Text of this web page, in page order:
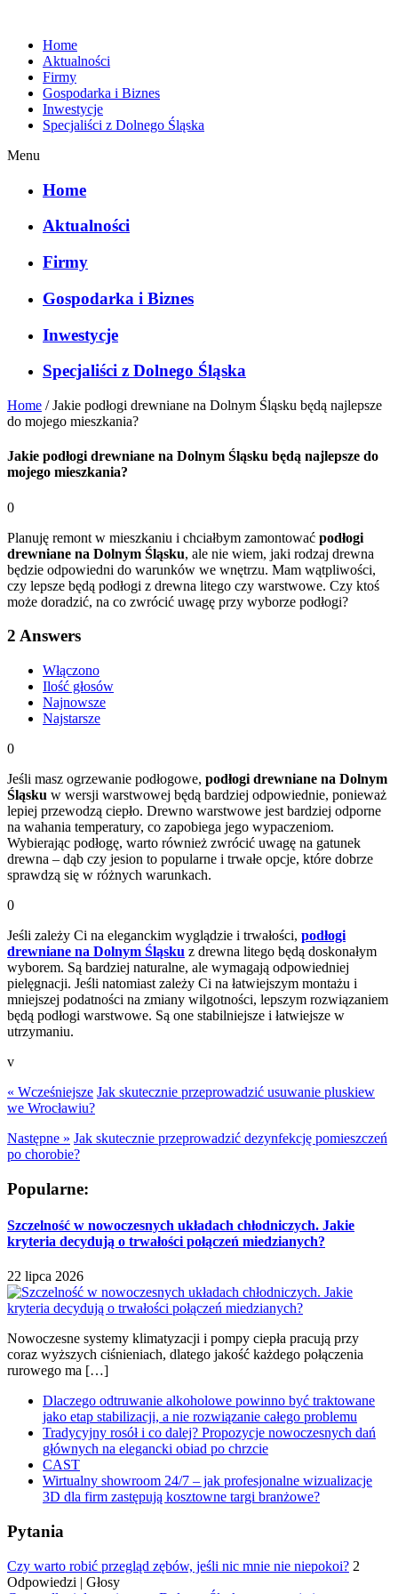
Home
Aktualności
Firmy
Gospodarka i Biznes
Inwestycje
Specjaliści z Dolnego Śląska
Menu
Home
Aktualności
Firmy
Gospodarka i Biznes
Inwestycje
Specjaliści z Dolnego Śląska
Home /Jakie podłogi drewniane na Dolnym Śląsku będą najlepsze
do mojego mieszkania?
Jakie podłogi drewniane na Dolnym Śląsku będą najlepsze do
mojego mieszkania?
0
Planuję remont w mieszkaniu i chciałbym zamontować podłogi
drewniane na Dolnym Śląsku, ale nie wiem, jaki rodzaj drewna
będzie odpowiedni do warunków we wnętrzu. Mam wątpliwości,
czy lepsze będą podłogi z drewna litego czy warstwowe. Czy ktoś
może doradzić, na co zwrócić uwagę przy wyborze podłogi?
2 Answers
Włączono
Ilość głosów
Najnowsze
Najstarsze
0
Jeśli masz ogrzewanie podłogowe, podłogi drewniane na Dolnym
Śląsku w wersji warstwowej będą bardziej odpowiednie, ponieważ
lepiej przewodzą ciepło. Drewno warstwowe jest bardziej odporne
na wahania temperatury, co zapobiega jego wypaczeniom.
Wybierając podłogę, warto również zwrócić uwagę na gatunek
drewna – dąb czy jesion to popularne i trwałe opcje, które dobrze
sprawdzą się w różnych warunkach.
0
Jeśli zależy Ci na eleganckim wyglądzie i trwałości, podłogi
drewniane na Dolnym Śląsku z drewna litego będą doskonałym
wyborem. Są bardziej naturalne, ale wymagają odpowiedniej
pielęgnacji. Jeśli natomiast zależy Ci na łatwiejszym montażu i
mniejszej podatności na zmiany wilgotności, lepszym rozwiązaniem
będą podłogi warstwowe. Są one stabilniejsze i łatwiejsze w
utrzymaniu.
v
« Wcześniejsze Jak skutecznie przeprowadzić usuwanie pluskiew
we Wrocławiu?
Następne » Jak skutecznie przeprowadzić dezynfekcję pomieszczeń
po chorobie?
Popularne:
Szczelność w nowoczesnych układach chłodniczych. Jakie
kryteria decydują o trwałości połączeń miedzianych?
22 lipca 2026
Nowoczesne systemy klimatyzacji i pompy ciepła pracują przy
coraz wyższych ciśnieniach, dlatego jakość każdego połączenia
rurowego ma […]
Dlaczego odtruwanie alkoholowe powinno być traktowane
jako etap stabilizacji, a nie rozwiązanie całego problemu
Tradycyjny rosół i co dalej? Propozycje nowoczesnych dań
głównych na elegancki obiad po chrzcie
CAST
Wirtualny showroom 24/7 – jak profesjonalne wizualizacje
3D dla firm zastępują kosztowne targi branżowe?
Pytania
Czy warto robić przegląd zębów, jeśli nic mnie nie niepokoi? 2
Odpowiedzi | Głosy